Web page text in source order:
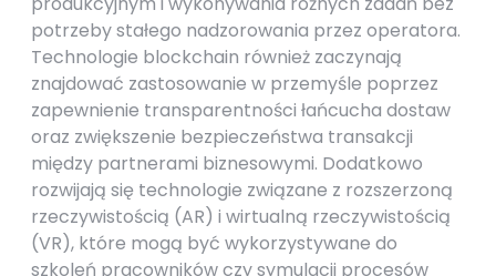
potrzeby stałego nadzorowania przez operatora.
Technologie blockchain również zaczynają
znajdować zastosowanie w przemyśle poprzez
zapewnienie transparentności łańcucha dostaw
oraz zwiększenie bezpieczeństwa transakcji
między partnerami biznesowymi. Dodatkowo
rozwijają się technologie związane z rozszerzoną
rzeczywistością (AR) i wirtualną rzeczywistością
(VR), które mogą być wykorzystywane do
szkoleń pracowników czy symulacji procesów